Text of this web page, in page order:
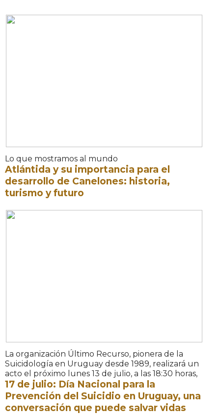
Lo que mostramos al mundo
Atlántida y su importancia para el
desarrollo de Canelones: historia,
turismo y futuro
La organización Último Recurso, pionera de la
Suicidología en Uruguay desde 1989, realizará un
acto el próximo lunes 13 de julio, a las 18:30 horas,
17 de julio: Día Nacional para la
Prevención del Suicidio en Uruguay, una
conversación que puede salvar vidas